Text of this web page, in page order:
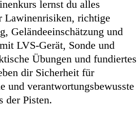
lernst du alles
Lawinenrisiken, richtige
Geländeeinschätzung und
LVS-Gerät, Sonde und
Übungen und fundiertes
dir Sicherheit für
und verantwortungsbewusste
der Pisten.